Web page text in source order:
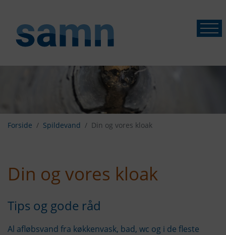
Forside Spildevand Din og vores kloak
Din og vores kloak
Tips og gode råd
Al afløbsvand fra køkkenvask, bad, wc og i de fleste